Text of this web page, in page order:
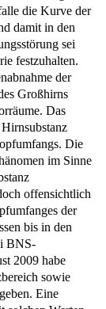
damit in den
sei
festzuhalten.
der
Großhirns
Das
Die
im Sinne
offensichtlich
der
bis in den
BNS-
2009 habe
sowie
Eine
Werten